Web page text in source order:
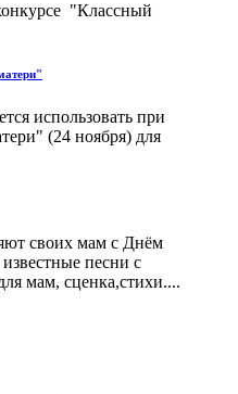
"Классный
использовать при
(24 ноября) для
своих мам с Днём
песни с
мам, сценка,стихи....